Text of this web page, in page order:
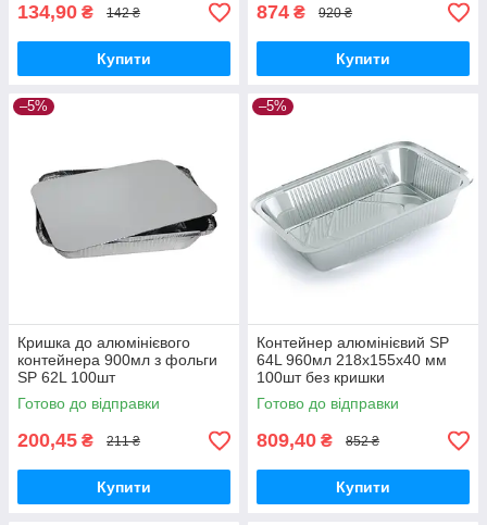
134,90 ₴ 142 ₴
Купити
874 ₴ 920 ₴
Купити
–5%
Кришка до алюмінієвого
контейнера 900мл з фольги
SP 62L 100шт
Готово до відправки
200,45 ₴ 211 ₴
Купити
–5%
Контейнер алюмінієвий SP
64L 960мл 218х155х40 мм
100шт без кришки
Готово до відправки
809,40 ₴ 852 ₴
Купити